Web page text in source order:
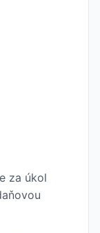
za úkol